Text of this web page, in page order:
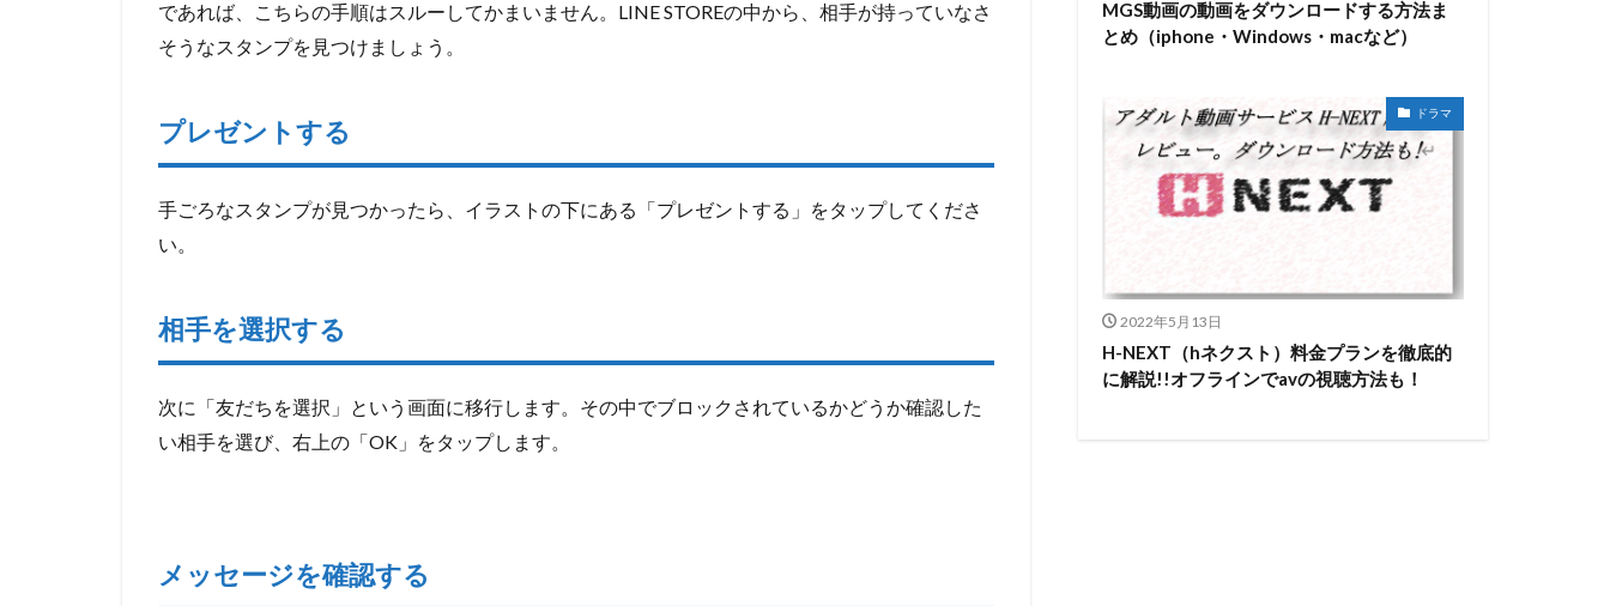
て
み
る
メニ
から
2.2
投稿
2.3
メッ
3
であれば、こちらの手順はスルーしてかまいません。LINE STOREの中から、相手が持っていなさ
そうなスタンプを見つけましょう。
プレゼントする
手ごろなスタンプが見つかったら、イラストの下にある「プレゼントする」をタップしてくださ
い。
相手を選択する
次に「友だちを選択」という画面に移行します。その中でブロックされているかどうか確認した
い相手を選び、右上の「OK」をタップします。
メッセージを確認する
MGS動画の動画をダウンロードする方法ま
とめ（iphone・Windows・macなど）
ドラマ
2022年5月13日
H-NEXT（hネクスト）料金プランを徹底的
に解説!!オフラインでavの視聴方法も！